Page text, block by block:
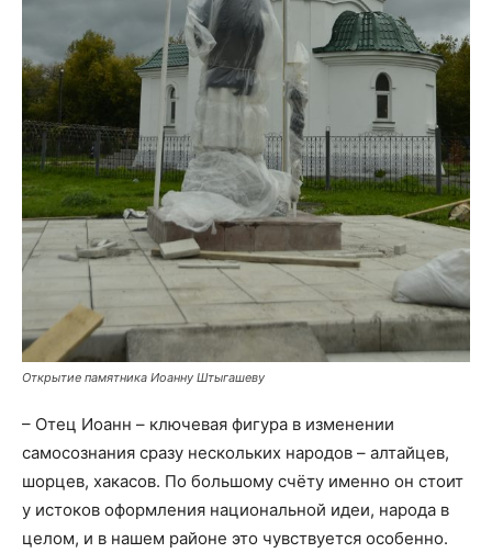
Открытие памятника Иоанну Штыгашеву
– Отец Иоанн – ключевая фигура в изменении
самосознания сразу нескольких народов – алтайцев,
шорцев, хакасов. По большому счёту именно он стоит
у истоков оформления национальной идеи, народа в
целом, и в нашем районе это чувствуется особенно.